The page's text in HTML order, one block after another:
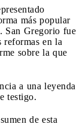
más popular
San Gregorio fue
reformas en la
sobre la que
a una leyenda
testigo.
de esta